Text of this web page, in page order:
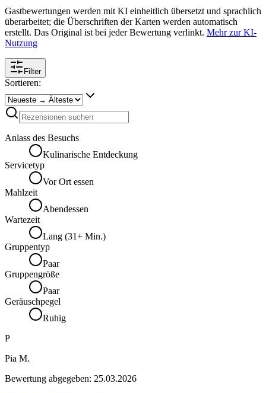
Gastbewertungen werden mit KI einheitlich übersetzt und sprachlich
überarbeitet; die Überschriften der Karten werden automatisch
erstellt. Das Original ist bei jeder Bewertung verlinkt. Mehr zur KI-
Nutzung
Filter
Sortieren:
Anlass des Besuchs
Kulinarische Entdeckung
Servicetyp
Vor Ort essen
Mahlzeit
Abendessen
Wartezeit
Lang (31+ Min.)
Gruppentyp
Paar
Gruppengröße
Paar
Geräuschpegel
Ruhig
P
Pia M.
Bewertung abgegeben: 25.03.2026